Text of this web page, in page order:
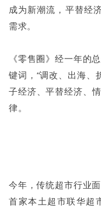
成为新潮流，平替经
需求。
《零售圈》经一年的
键词，“调改、出海、
子经济、平替经济、
律。
今年，传统超市行业
首家本土超市联华超